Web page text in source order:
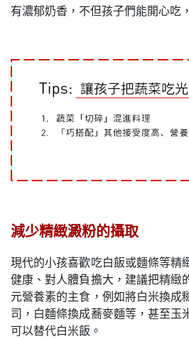
有濃郁奶香，不但孩子們能開心吃
減少精緻澱粉的攝取
現代的小孩喜歡吃白飯或麵條等精
健康、對人體負擔大，建議把精緻
元營養素的主食，例如將白米換成
司，白麵條換成蕎麥麵等，甚至玉
可以替代白米飯。